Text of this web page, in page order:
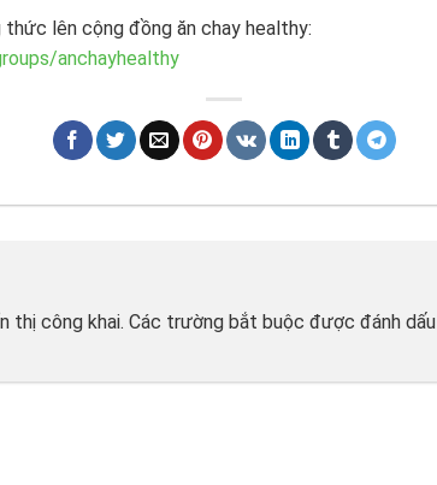
lên cộng đồng ăn chay healthy:
anchayhealthy
thị công khai. Các trường bắt buộc được đánh dấu